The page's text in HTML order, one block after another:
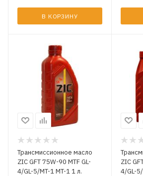
В КОРЗИНУ
Трансмиссионное масло
ZIC GFT 75W-90 MTF GL-
4/GL-5/MT-1 MT-1 1 л.
ZIC
4/GL-